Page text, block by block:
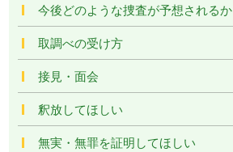
今後どのような捜査が予想されるか
取調べの受け方
接見・面会
釈放してほしい
無実・無罪を証明してほしい